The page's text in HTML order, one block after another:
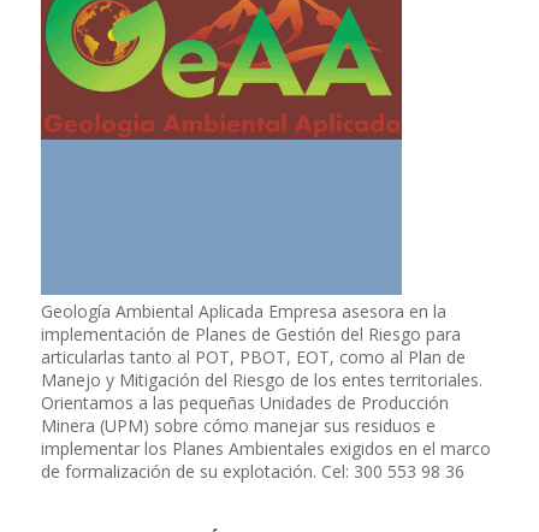
Geología Ambiental Aplicada Empresa asesora en la
implementación de Planes de Gestión del Riesgo para
articularlas tanto al POT, PBOT, EOT, como al Plan de
Manejo y Mitigación del Riesgo de los entes territoriales.
Orientamos a las pequeñas Unidades de Producción
Minera (UPM) sobre cómo manejar sus residuos e
implementar los Planes Ambientales exigidos en el marco
de formalización de su explotación. Cel: 300 553 98 36